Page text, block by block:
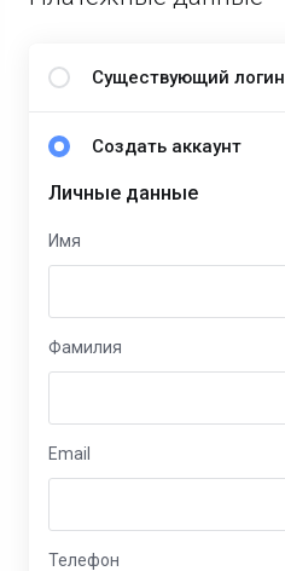
Существующий логин
Создать аккаунт
Личные данные
Имя
Фамилия
Email
Телефон